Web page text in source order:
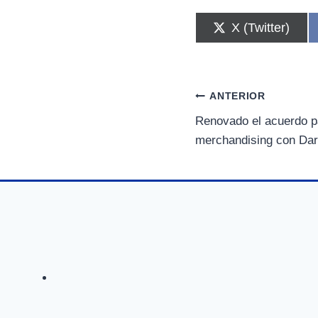
C
o
r
t
i
r
e
X (Twitter)
Navegación
de
ANTERIOR
Renovado el acuerdo
merchandising con